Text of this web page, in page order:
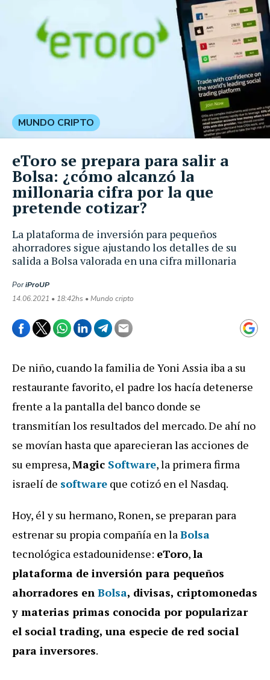
La plataforma de inversión para pequeños
ahorradores sigue ajustando los detalles de su
salida a Bolsa valorada en una cifra millonaria
PoriProUP
14.06.2021 • 18:42hs • Mundo cripto
MUNDO CRIPTO
eToro se prepara para salir a
Bolsa: ¿cómo alcanzó la
millonaria cifra por la que
pretende cotizar?
De niño, cuando la familia de Yoni Assia iba a su
restaurante favorito, el padre los hacía detenerse
frente a la pantalla del banco donde se
transmitían los resultados del mercado. De ahí no
se movían hasta que aparecieran las acciones de
su empresa,Magic Software, la primera firma
israelí de software que cotizó en el Nasdaq.
Hoy, él y su hermano, Ronen, se preparan para
estrenar su propia compañía en laBolsa
tecnológica estadounidense: eToro,la
plataforma de inversión para pequeños
ahorradores en Bolsa, divisas, criptomonedas
y materias primas conocida por popularizar
el social trading, una especie de red social
para inversores.